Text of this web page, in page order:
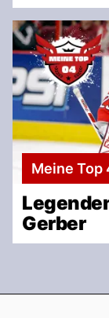
Meine Top
Gerber